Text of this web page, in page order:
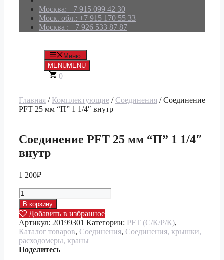
Москва: +7 915 099 42 30
Моск. обл.: +7 915 170 55 33
Москва : +7 926 533 87 87
Меню
MENUMENU
0
Главная / Комплектующие /Соединения / Соединение
PFT 25 мм “П” 1 1/4″ внутр
Соединение PFT 25 мм “П” 1 1/4″
внутр
1 200₽
Количество
товара
Соединение
PFT
25
мм
"П"
В корзину
Добавить в избранное
Артикул: 20199301 Категории: PFT (С/К/Р/К),
Каталог товаров, Соединения, Соединения, крышки,
расходомеры, краны
Поделитесь